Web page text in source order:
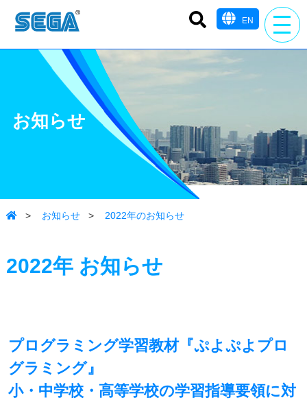
お知らせ
EN
> お知らせ > 2022年のお知らせ
2022年お知らせ
プログラミング学習教材『ぷよぷよプロ
グラミング』
小・中学校・高等学校の学習指導要領に対